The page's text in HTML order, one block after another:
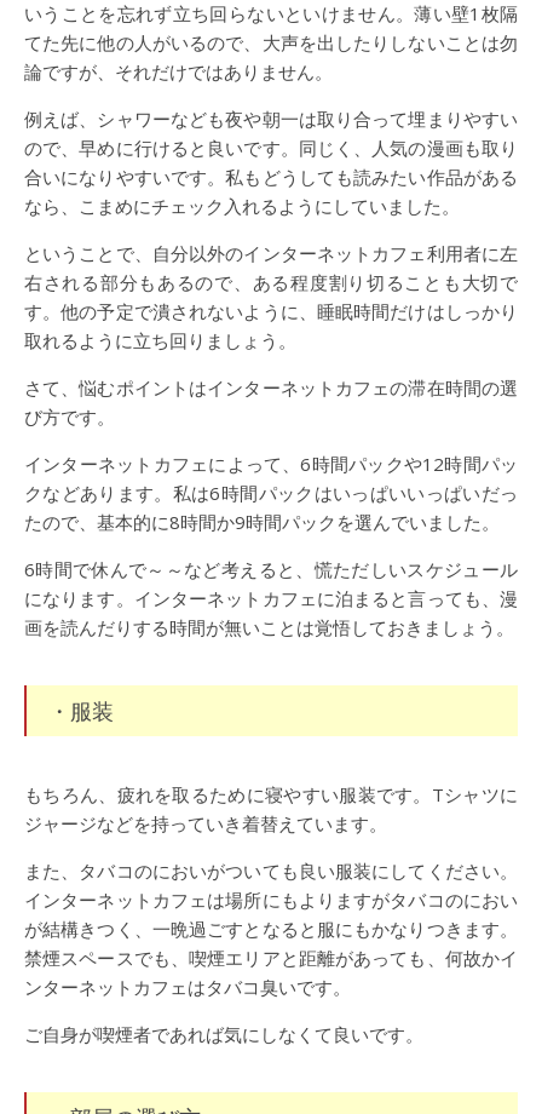
いうことを忘れず立ち回らないといけません。薄い壁1枚隔
てた先に他の人がいるので、大声を出したりしないことは勿
論ですが、それだけではありません。
例えば、シャワーなども夜や朝一は取り合って埋まりやすい
ので、早めに行けると良いです。同じく、人気の漫画も取り
合いになりやすいです。私もどうしても読みたい作品がある
なら、こまめにチェック入れるようにしていました。
ということで、自分以外のインターネットカフェ利用者に左
右される部分もあるので、ある程度割り切ることも大切で
す。他の予定で潰されないように、睡眠時間だけはしっかり
取れるように立ち回りましょう。
さて、悩むポイントはインターネットカフェの滞在時間の選
び方です。
インターネットカフェによって、6時間パックや12時間パッ
クなどあります。私は6時間パックはいっぱいいっぱいだっ
たので、基本的に8時間か9時間パックを選んでいました。
6時間で休んで～～など考えると、慌ただしいスケジュール
になります。インターネットカフェに泊まると言っても、漫
画を読んだりする時間が無いことは覚悟しておきましょう。
・服装
もちろん、疲れを取るために寝やすい服装です。Tシャツに
ジャージなどを持っていき着替えています。
また、タバコのにおいがついても良い服装にしてください。
インターネットカフェは場所にもよりますがタバコのにおい
が結構きつく、一晩過ごすとなると服にもかなりつきます。
禁煙スペースでも、喫煙エリアと距離があっても、何故かイ
ンターネットカフェはタバコ臭いです。
ご自身が喫煙者であれば気にしなくて良いです。